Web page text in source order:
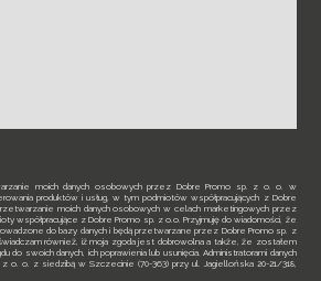
moich danych osobowych przez Dobre Promo sp. z o. o. w
produktów i usług, w tym podmiotów współpracujących z Dobre
moich danych osobowych w celach marketingowych przez
współpracujące z Dobre Promo sp. z o.o. Przyjmuję do wiadomości, że
do bazy danych i będą przetwarzane przez Dobre Promo sp. z
również, iż moja zgoda jest dobrowolna a także, że zostałem
do swoich danych, ich poprawienia lub usunięcia. Administratorami danych
o. o. z siedzibą w Szczecinie (70-363) przy ul. Jagiellońska 20-21/318,